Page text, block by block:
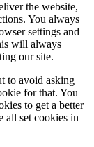
the website,
You always
settings and
will always
our site.
to avoid asking
for that. You
to get a better
all set cookies in